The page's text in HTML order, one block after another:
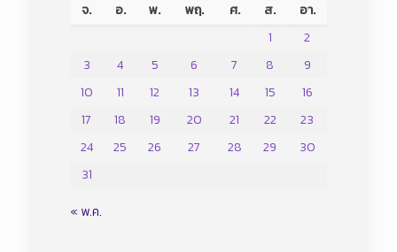
จ.
อ. พ. พฤ. ศ. ส.
อา.
1
2
3
4 5 6 7 8
9
10
11 12 13 14 15
16
17
18 19 20 21 22
23
24
25 26 27 28 29
30
31
« พ.ค.